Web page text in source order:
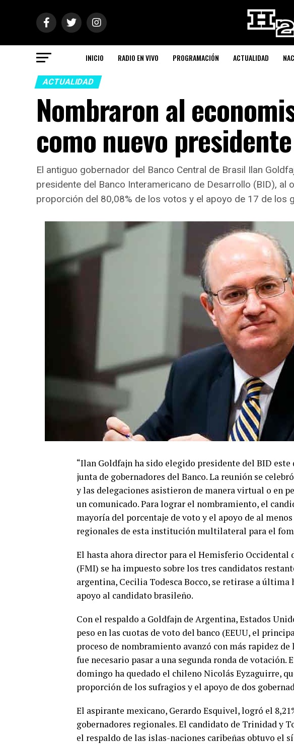
INICIO RADIO EN VIVO PROGRAMACIÓN ACTUALIDAD
ACTUALIDAD
Nombraron al
como nuevo
El antiguo gobernador del Banco Central de Brasil Ilan
presidente del Banco Interamericano de Desarrollo (BID),
proporción del 80,08% de los votos y el apoyo de 17 de
“Ilan Goldfajn ha sido elegido presidente del BID
junta de gobernadores del Banco. La reunión se
y las delegaciones asistieron de manera virtual o en
un comunicado. Para lograr el nombramiento, el
mayoría del porcentaje de voto y el apoyo de al
regionales de esta institución multilateral para el
El hasta ahora director para el Hemisferio
(FMI) se ha impuesto sobre los tres candidatos
argentina, Cecilia Todesca Bocco, se retirase a última
apoyo al candidato brasileño.
Con el respaldo a Goldfajn de Argentina, Estados
peso en las cuotas de voto del banco (EEUU, el
proceso de nombramiento avanzó con más rapidez
fue necesario pasar a una segunda ronda de votación.
domingo ha quedado el chileno Nicolás Eyzaguirre,
proporción de los sufragios y el apoyo de dos
El aspirante mexicano, Gerardo Esquivel, logró el
gobernadores regionales. El candidato de Trinidad y
el respaldo de las islas-naciones caribeñas obtuvo el